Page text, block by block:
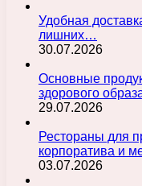
Удобная
лишних…
30.07.2026
Основные
здорового
29.07.2026
Рестораны для
корпоратива и
03.07.2026